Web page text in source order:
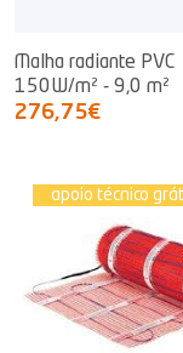
Malha radiante PVC
150W/m² - 9,0 m²
276,75€
apoio técnico